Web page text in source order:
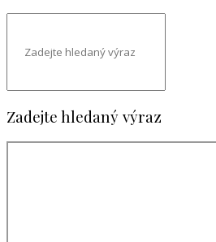
Zadejte hledaný výraz